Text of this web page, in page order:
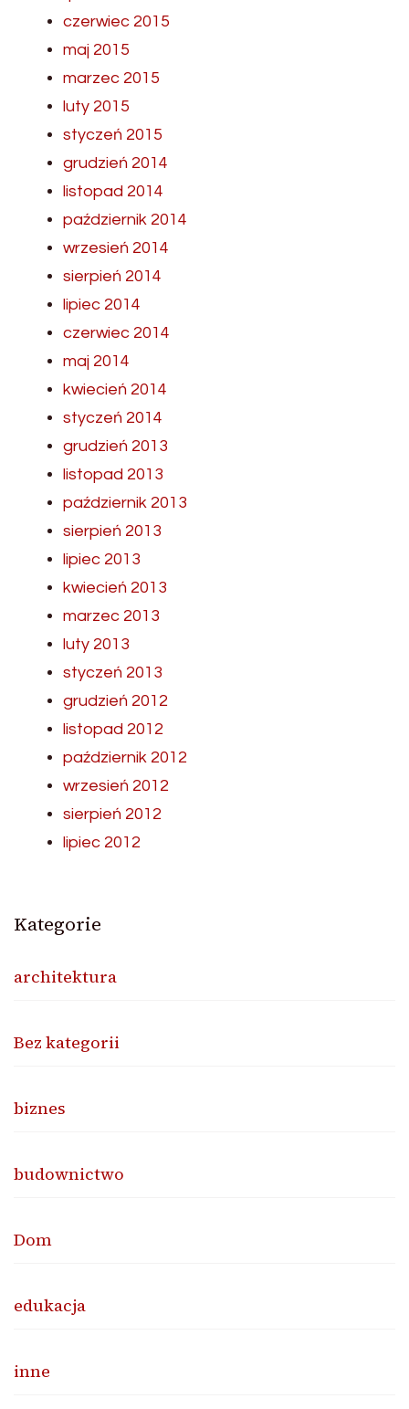
czerwiec 2015
maj 2015
marzec 2015
luty 2015
styczeń 2015
grudzień 2014
listopad 2014
październik 2014
wrzesień 2014
sierpień 2014
lipiec 2014
czerwiec 2014
maj 2014
kwiecień 2014
styczeń 2014
grudzień 2013
listopad 2013
październik 2013
sierpień 2013
lipiec 2013
kwiecień 2013
marzec 2013
luty 2013
styczeń 2013
grudzień 2012
listopad 2012
październik 2012
wrzesień 2012
sierpień 2012
lipiec 2012
Kategorie
architektura
Bez kategorii
biznes
budownictwo
Dom
edukacja
inne